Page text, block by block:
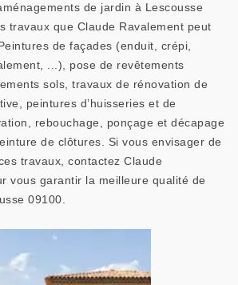
de jardin à Lescousse
travaux que Claude Ravalement peut
de façades (enduit, crépi,
...), pose de revêtements
sols, travaux de rénovation de
peintures d’huisseries et de
rebouchage, ponçage et décapage
de clôtures. Si vous envisager de
travaux, contactez Claude
vous garantir la meilleure qualité de
09100.